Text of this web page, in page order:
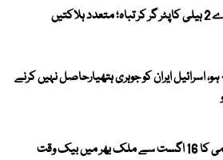
ہو، اسرائیل ایران کو جوہری ہتھیارحاصل نہیں کرنے
جماعت اسلامی کا 16 اگست سے ملک بھر میں بیک وقت